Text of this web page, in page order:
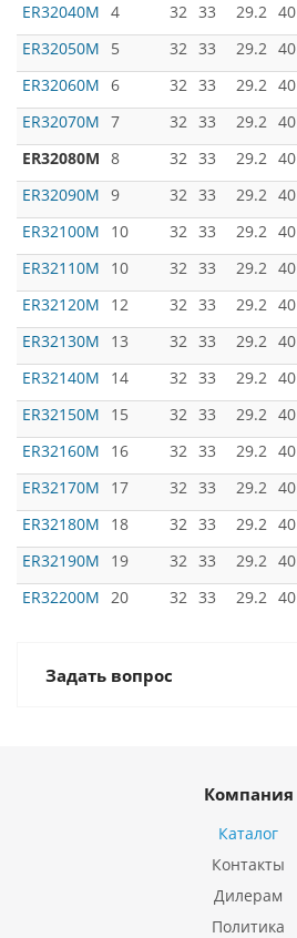
ER32040M 4 32 33 29.2 40
ER32050M
5 32 33 29.2 40
ER32060M 6 32 33 29.2 40
ER32070M 7 32 33 29.2 40
ER32080M 8 32 33 29.2 40
ER32090M 9 32 33 29.2 40
ER32100M
10 32 33 29.2 40
ER32110M
10 32 33 29.2 40
ER32120M
12 32 33 29.2 40
ER32130M
13 32 33 29.2 40
ER32140M
14 32 33 29.2 40
ER32150M
15 32 33 29.2 40
ER32160M
16 32 33 29.2 40
ER32170M
17 32 33 29.2 40
ER32180M
18 32 33 29.2 40
ER32190M
19 32 33 29.2 40
ER32200M 20 32 33 29.2 40
Задать вопрос
Компания
Каталог
Контакты
Дилерам
Политика